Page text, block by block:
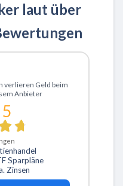
laut über
verlieren Geld beim
Anbieter
Sparpläne
Zinsen